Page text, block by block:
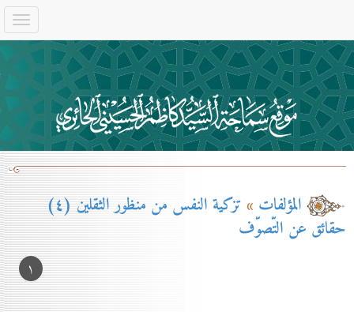
المؤلفات» تزكية النفس من منظور الثقلين (٤)
حقائق عن التّصوّف
۱